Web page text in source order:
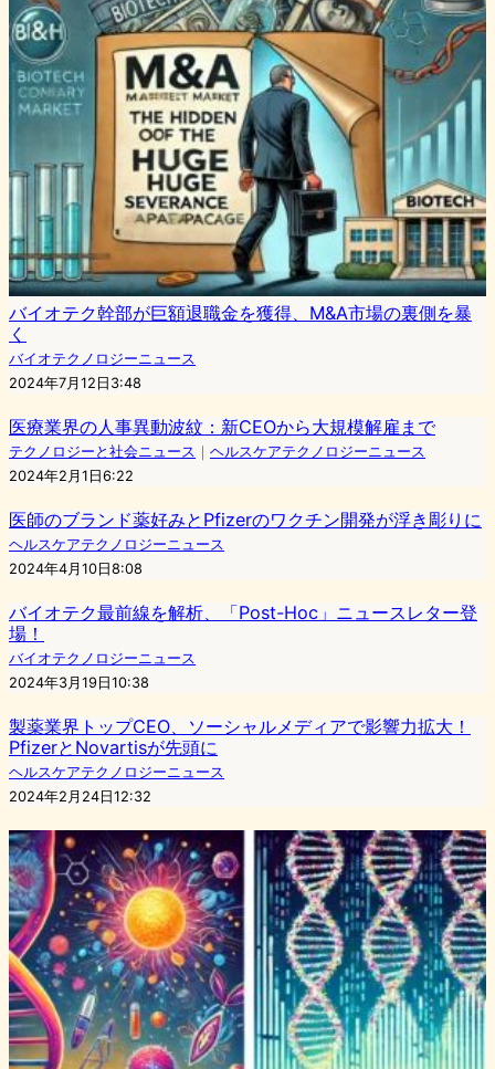
バイオテク幹部が巨額退職金を獲得、M&A市場の裏側を暴
く
バイオテクノロジーニュース
2024年7月12日3:48
医療業界の人事異動波紋：新CEOから大規模解雇まで
テクノロジーと社会ニュース ｜ ヘルスケアテクノロジーニュース
2024年2月1日6:22
医師のブランド薬好みとPfizerのワクチン開発が浮き彫りに
ヘルスケアテクノロジーニュース
2024年4月10日8:08
バイオテク最前線を解析、「Post-Hoc」ニュースレター登
場！
バイオテクノロジーニュース
2024年3月19日10:38
製薬業界トップCEO、ソーシャルメディアで影響力拡大！
PfizerとNovartisが先頭に
ヘルスケアテクノロジーニュース
2024年2月24日12:32